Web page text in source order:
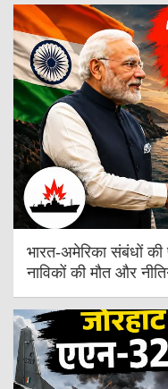
भारत-अमेरिका संबंधों की
नाविकों की मौत और